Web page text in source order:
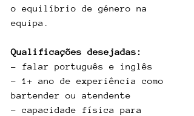
o equilíbrio de género na
equipa.
Qualificações desejadas:
- falar português e inglês
- 1+ ano de experiência como
bartender ou atendente
- capacidade física para